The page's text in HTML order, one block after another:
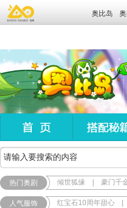
奥比岛
热门奥剧 倾世狐缘 豪门千
人气服饰 红宝石10周年甜心